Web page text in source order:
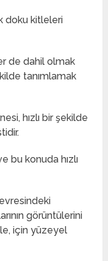
doku kitleleri
de dahil olmak
tanımlamak
hızlı bir şekilde
bu konuda hızlı
görüntülerini
için yüzeyel